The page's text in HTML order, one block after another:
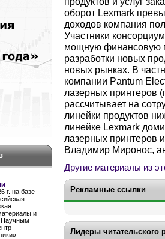
г. на базе
и
Научным
оборот Lexmark
доходов компания
Участники
мощную финансовую
разработки новых
новых рынках. В
компании Pantum
лазерных принтеров
рассчитывает на
линейки продуктов
линейке Lexmark
лазерных принтеров
Владимир Миронос,
Другие материалы из
Рекламные ссылки
Лидеры читательского